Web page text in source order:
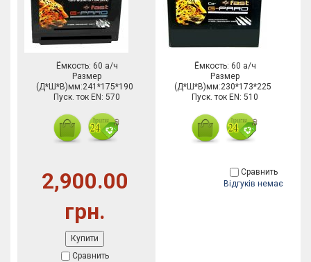
Ёмкость: 60 а/ч
Размер
(Д*Ш*В)мм:241*175*190
Пуск. ток EN: 570
2,900.00
грн.
Купити
Сравнить
Ёмкость: 60 а/ч
Размер
(Д*Ш*В)мм:230*173*225
Пуск. ток EN: 510
Сравнить
Відгуків немає